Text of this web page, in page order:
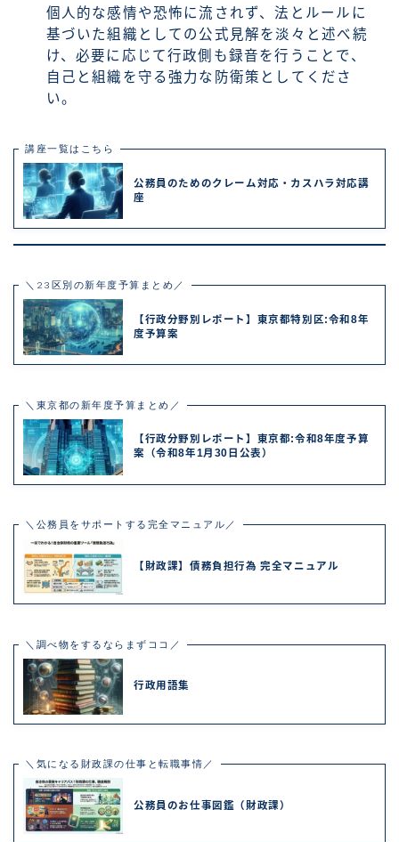
個人的な感情や恐怖に流されず、法とルールに
基づいた組織としての公式見解を淡々と述べ続
け、必要に応じて行政側も録音を行うことで、
自己と組織を守る強力な防衛策としてくださ
い。
講座一覧はこちら
公務員のためのクレーム対応・カスハラ対応講
座
＼23区別の新年度予算まとめ／
【行政分野別レポート】東京都特別区:令和8年
度予算案
＼東京都の新年度予算まとめ／
【行政分野別レポート】東京都:令和8年度予算
案（令和8年1月30日公表）
＼公務員をサポートする完全マニュアル／
【財政課】債務負担行為 完全マニュアル
＼調べ物をするならまずココ／
行政用語集
＼気になる財政課の仕事と転職事情／
公務員のお仕事図鑑（財政課）